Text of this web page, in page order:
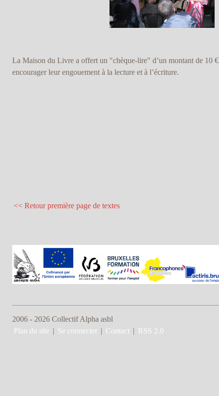
La Maison du Livre a offert un "chèque-lire" d’un montant de 10
encourager leur engouement à la lecture et à l’écriture.
<< Retour première page de textes
2006 - 2026 Collectif Alpha asbl
Plan du site | Se connecter | Contact | RSS 2.0